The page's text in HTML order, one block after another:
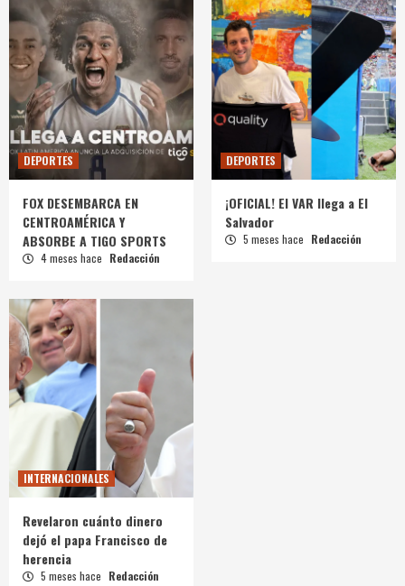
DEPORTES
FOX DESEMBARCA EN
CENTROAMÉRICA Y
ABSORBE A TIGO SPORTS
4 meses hace Redacción
DEPORTES
¡OFICIAL! El VAR llega a El
Salvador
5 meses hace Redacción
INTERNACIONALES
Revelaron cuánto dinero
dejó el papa Francisco de
herencia
5 meses hace Redacción